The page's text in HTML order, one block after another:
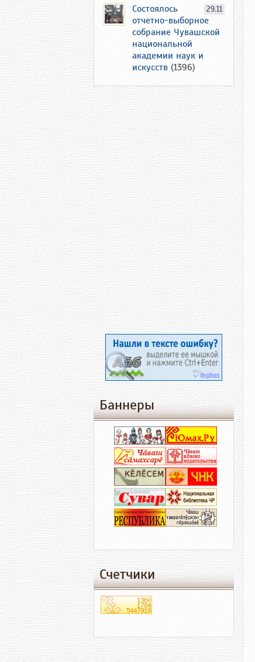
29.11
Состоялось
отчетно-выборное
собрание Чувашской
национальной
академии наук и
искусств (1396)
Баннеры
Счетчики